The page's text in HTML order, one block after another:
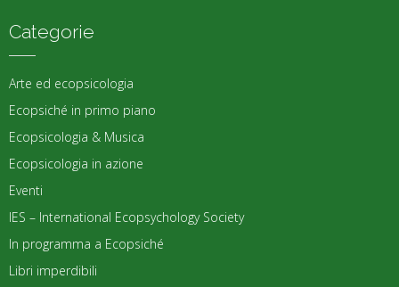
Categorie
Arte ed ecopsicologia
Ecopsiché in primo piano
Ecopsicologia & Musica
Ecopsicologia in azione
Eventi
IES – International Ecopsychology Society
In programma a Ecopsiché
Libri imperdibili